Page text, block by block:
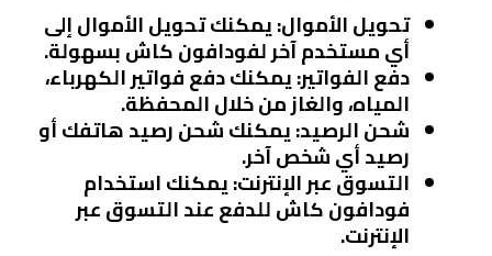
تحويل الأموال: يمكنك تحويل الأموال إلى
أي مستخدم آخر لفودافون كاش بسهولة.
دفع الفواتير: يمكنك دفع فواتير الكهرباء،
المياه، والغاز من خلال المحفظة.
شحن الرصيد: يمكنك شحن رصيد هاتفك أو
رصيد أي شخص آخر.
التسوق عبر الإنترنت: يمكنك استخدام
فودافون كاش للدفع عند التسوق عبر
الإنترنت.